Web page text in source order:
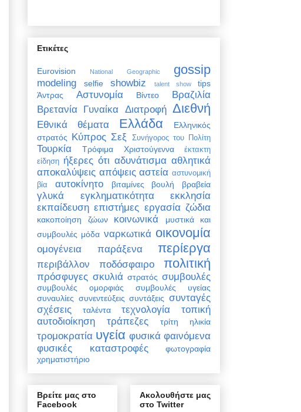
Ετικέτες
Eurovision National Geographic gossip
modeling selfie showbiz talent show
tips
Άντρας
Αστυνομία Βίντεο
Βραζιλία
Βρετανία Γυναίκα Διατροφή Διεθνή
Εθνικά θέματα Ελλάδα
Ελληνικός
στρατός Κύπρος Σεξ Συνήγορος του Πολίτη
Τουρκία Τρόφιμα Χριστούγεννα
έκτακτη
είδηση ήξερες ότι αδυνάτισμα αθλητικά
αποκαλύψεις απόψεις αστεία αστυνομική
βία
αυτοκίνητο βιταμίνες βουλή βραβεία
γλυκά εγκληματικότητα
εκκλησία
εκπαίδευση επιστήμες εργασία ζώδια
κακοποίηση ζώων κοινωνικά
μυστικά και
συμβουλές μόδα ναρκωτικά οικονομία
ομογένεια παράξενα περίεργα
περιβάλλον ποδόσφαιρο πολιτική
πρόσφυγες σκυλιά στρατός συμβουλές
συμβουλές ομορφιάς
συμβουλές υγείας
συναυλίες συνεντεύξεις συντάξεις συνταγές
σχέσεις
ταλέντα τεχνολογία
τοπική
αυτοδιοίκηση
τράπεζες τρίτη ηλικία
τρομοκρατία υγεία φυσικά φαινόμενα
φυσικές καταστροφές
φωτογραφία
χρηματιστήριο
Βρείτε μας στο
Facebook
Ακολουθήστε μας
στο Twitter